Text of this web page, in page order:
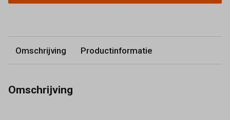
Omschrijving Productinformatie
Omschrijving